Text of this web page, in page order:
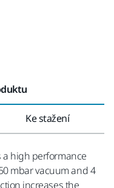
Ke stažení
a high performance
mbar vacuum and 4
increases the